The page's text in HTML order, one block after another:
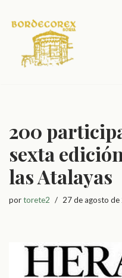
contenido
200
sexta
las Atalayas
portorete2 27 de agosto